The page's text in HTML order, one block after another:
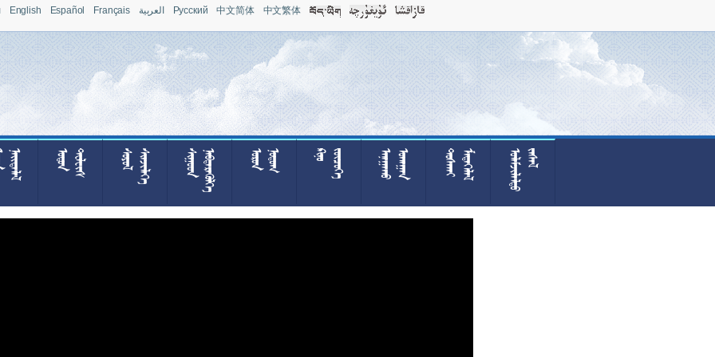
English Español Français العربية Pусский 中文简体 中文繁体
 







  











  














  






  







  










 












  













 